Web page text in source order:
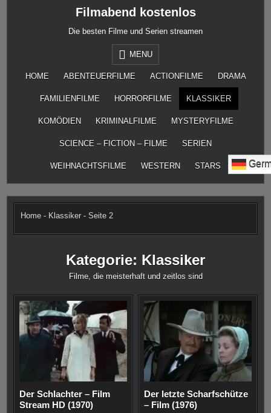
Filmabend kostenlos
Die besten Filme und Serien streamen
MENU
HOME ABENTEUERFILME ACTIONFILME DRAMA
FAMILIENFILME HORRORFILME KLASSIKER
KOMÖDIEN KRIMINALFILME MYSTERYFILME
SCIENCE – FICTION – FILME SERIEN
WEIHNACHTSFILME WESTERN STARS
Home - Klassiker -Seite 2
Kategorie: Klassiker
Filme, die meisterhaft und zeitlos sind
Der Schlachter – Film
Stream HD (1970)
Der letzte Scharfschütze
– Film (1976)